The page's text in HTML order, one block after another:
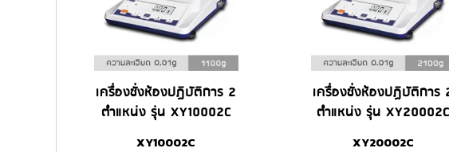
เครื่องชั่งห้องปฏิบัติการ 2
ตำแหน่ง รุ่น XY10002C
XY10002C
เครื่องชั่งห้องปฏิบัติการ
ตำแหน่ง รุ่น XY20002C
XY20002C